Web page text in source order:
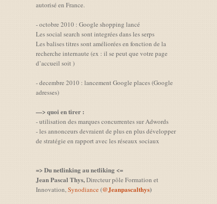
autorisé en France.
- octobre 2010 : Google shopping lancé
Les social search sont integrées dans les serps
Les balises titres sont améliorées en fonction de la
recherche internaute (ex : il se peut que votre page
d’accueil soit )
- decembre 2010 : lancement Google places (Google
adresses)
—> quoi en tirer :
- utilisation des marques concurrentes sur Adwords
- les annonceurs devraient de plus en plus développer
de stratégie en rapport avec les réseaux sociaux
=> Du netlinking au netliking <=
Jean Pascal Thys,Directeur pôle Formation et
Innovation,Synodiance (@Jeanpascalthys)